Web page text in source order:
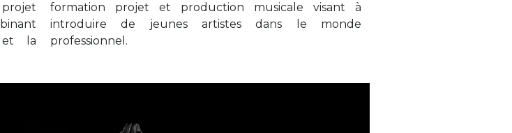
projet
et la
formation projet et production musicale visant à
introduire de jeunes artistes dans le monde
professionnel.